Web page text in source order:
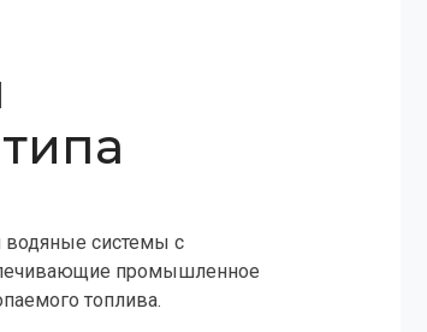
системы с
промышленное
топлива.